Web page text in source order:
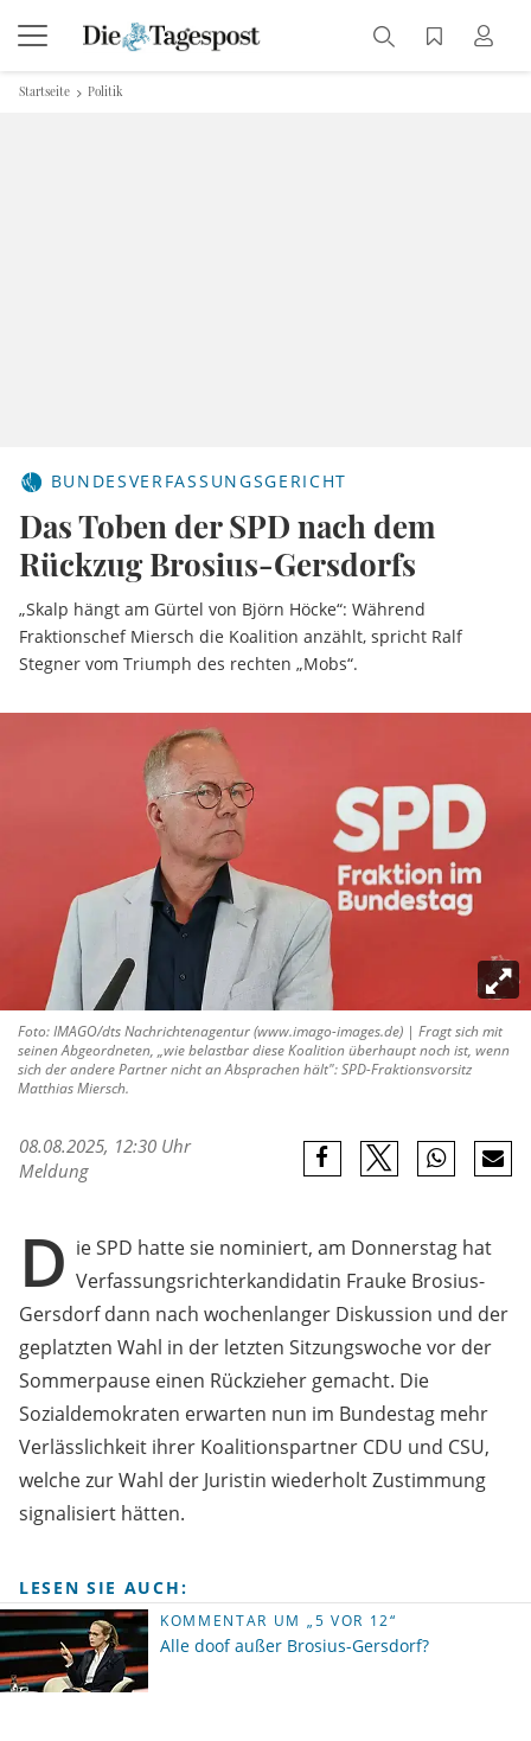
Startseite Politik
BUNDESVERFASSUNGSGERICHT
Das Toben der SPD nach dem
Rückzug Brosius-Gersdorfs
„Skalp hängt am Gürtel von Björn Höcke“: Während
Fraktionschef Miersch die Koalition anzählt, spricht Ralf
Stegner vom Triumph des rechten „Mobs“.
Foto: IMAGO/dts Nachrichtenagentur (www.imago-images.de) | Fragt sich mit
seinen Abgeordneten, „wie belastbar diese Koalition überhaupt noch ist, wenn
sich der andere Partner nicht an Absprachen hält": SPD-Fraktionsvorsitz
Matthias Miersch.
08.08.2025, 12:30 Uhr
Meldung
D ie SPD hatte sie nominiert, am Donnerstag hat
Verfassungsrichterkandidatin Frauke Brosius-
Gersdorf dann nach wochenlanger Diskussion und der
geplatzten Wahl in der letzten Sitzungswoche vor der
Sommerpause einen Rückzieher gemacht. Die
Sozialdemokraten erwarten nun im Bundestag mehr
Verlässlichkeit ihrer Koalitionspartner CDU und CSU,
welche zur Wahl der Juristin wiederholt Zustimmung
signalisiert hätten.
LESEN SIE AUCH:
KOMMENTAR UM „5 VOR 12“
Alle doof außer Brosius-Gersdorf?